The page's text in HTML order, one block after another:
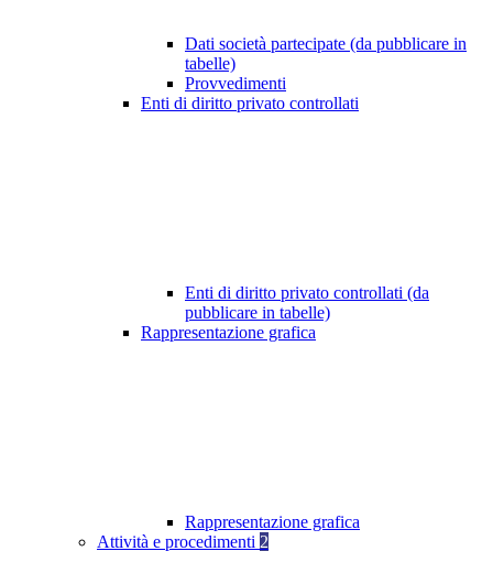
Dati società partecipate (da pubblicare in
tabelle)
Provvedimenti
Enti di diritto privato controllati
Enti di diritto privato controllati (da
pubblicare in tabelle)
Rappresentazione grafica
Rappresentazione grafica
Attività e procedimenti 2